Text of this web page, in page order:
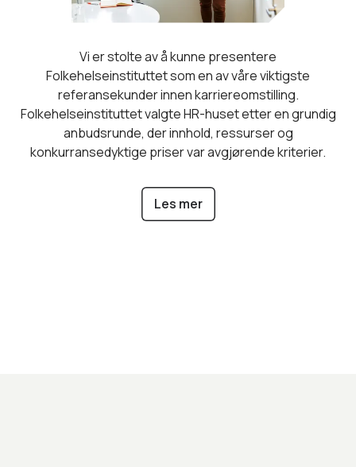
Vi er stolte av å kunne presentere
Folkehelseinstituttet som en av våre viktigste
referansekunder innen karriereomstilling.
Folkehelseinstituttet valgte HR-huset etter en grundig
anbudsrunde, der innhold, ressurser og
konkurransedyktige priser var avgjørende kriterier.
Les mer